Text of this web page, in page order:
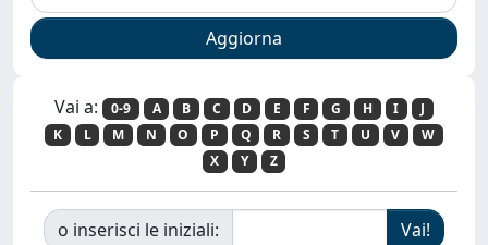
Vai a: 0-9 A B C D E F G H I
J
K
L M N O P Q R S T U V
W
X
Y Z
o inserisci le iniziali: